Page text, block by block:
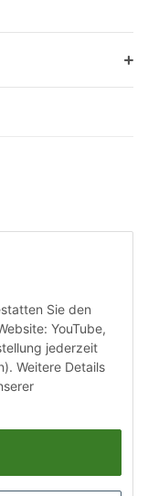
Sie den
YouTube,
jederzeit
Weitere Details